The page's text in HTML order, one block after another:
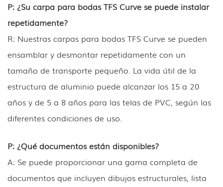
P: ¿Su carpa para bodas TFS Curve se puede instalar
repetidamente?
R: Nuestras carpas para bodas TFS Curve se pueden
ensamblar y desmontar repetidamente con un
tamaño de transporte pequeño. La vida útil de la
estructura de aluminio puede alcanzar los 15 a 20
años y de 5 a 8 años para las telas de PVC, según las
diferentes condiciones de uso.
P: ¿Qué documentos están disponibles?
A: Se puede proporcionar una gama completa de
documentos que incluyen dibujos estructurales, lista